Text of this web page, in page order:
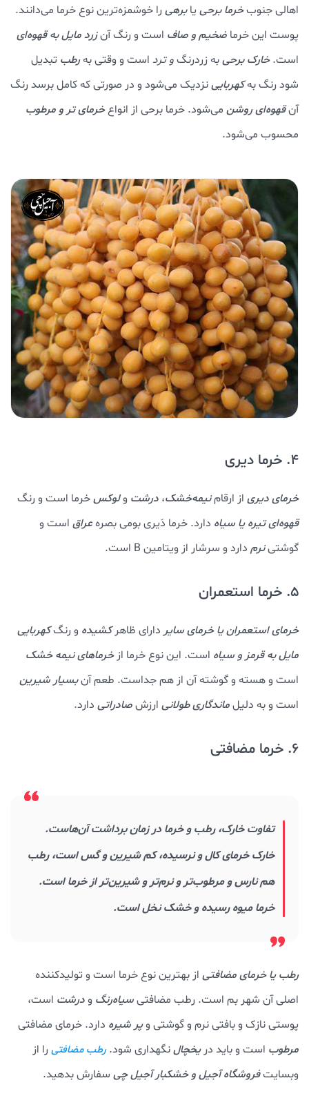
اهالی جنوبخرما برحی یابرهی را خوشمزه‌ترین نوع خرما می‌دانند.
پوست این خرما ضخیم و صاف است و رنگ آنزرد مایل به قهوه‌ای
است.خارک برحیبه زردرنگو ترد است و وقتی بهرطب تبدیل
شود رنگ بهکهربایینزدیک می‌شود و در صورتی که کامل برسد رنگ
آنقهوه‌ای روشن می‌شود. خرما برحی از انواعخرمای تر و مرطوب
محسوب می‌شود.
4. خرما دیری
خرمای دیری از ارقامنیمه‌خشک، درشت ولوکسخرما است و رنگ
قهوه‌ای تیره یا سیاه دارد. خرما دَیری بومی بصرهعراق است و
گوشتینرم دارد و سرشار از ویتامین B است.
5. خرما استعمران
خرمای استعمران یا خرمای سایر دارای ظاهرکشیده و رنگکهربایی
مایل به قرمز و سیاه است. این نوع خرما ازخرماهای نیمه خشک
است و هسته و گوشته آن از هم جداست. طعم آنبسیار شیرین
است و به دلیلماندگاری طولانی ارزشصادراتی دارد.
6. خرما مضافتی
تفاوت خارک، رطب و خرما در زمان برداشت آن‌هاست.
خارک خرمای کال و نرسیده، کم شیرین و گس است، رطب
هم نارس و مرطوب‌تر و نرم‌تر و شیرین‌تر از خرما است.
خرما میوه رسیده و خشک نخل است.
رطب یا خرمای مضافتی از بهترین نوع خرما است و تولیدکننده
اصلی آن شهر بم است. رطب مضافتیسیاه‌رنگ ودرشت است،
پوستی نازک و بافتی نرم و گوشتی وپر شیره دارد. خرمای مضافتی
مرطوب است و باید دریخچالنگهداری شود. رطب مضافتی را از
وبسایتفروشگاه آجیل و خشکبار آجیل چی سفارش بدهید.